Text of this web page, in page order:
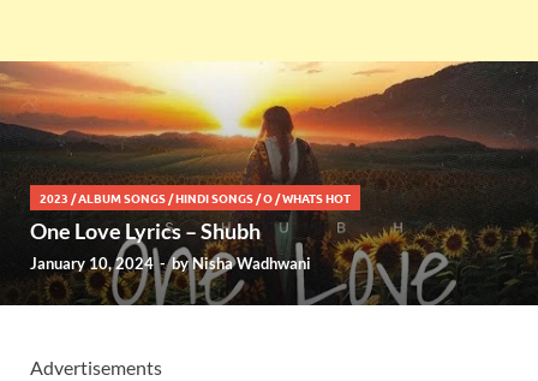
2023 /ALBUM SONGS /HINDI SONGS /O /WHATS HOT
One Love Lyrics – Shubh
January 10, 2024 -byNisha Wadhwani
Advertisements